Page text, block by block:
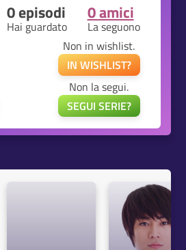
0 episodi
Hai guardato
0 amici
La seguono
Non in wishlist.
IN WISHLIST?
Non la segui.
SEGUI SERIE?